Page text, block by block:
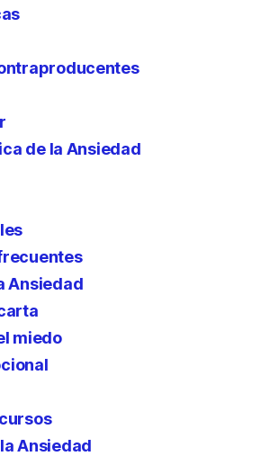
de la Ansiedad
Ansiedad
miedo
Ansiedad